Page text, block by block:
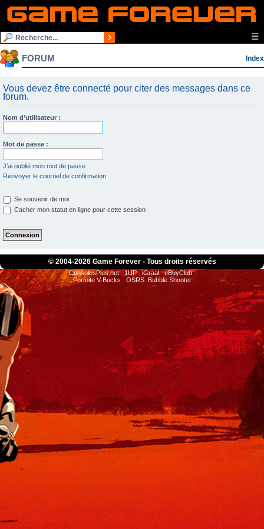
☰
FORUM Index
Vous devez être connecté pour citer des messages dans ce
forum.
Nom d’utilisateur :
Mot de passe :
J’ai oublié mon mot de passe
Renvoyer le courriel de confirmation
Se souvenir de moi
Cacher mon statut en ligne pour cette session
© 2004-2026 Game Forever - Tous droits réservés
ConsolesPlus.net 1UP iGraal
eBuyClub
Fortnite V-Bucks
OSRS Bubble Shooter